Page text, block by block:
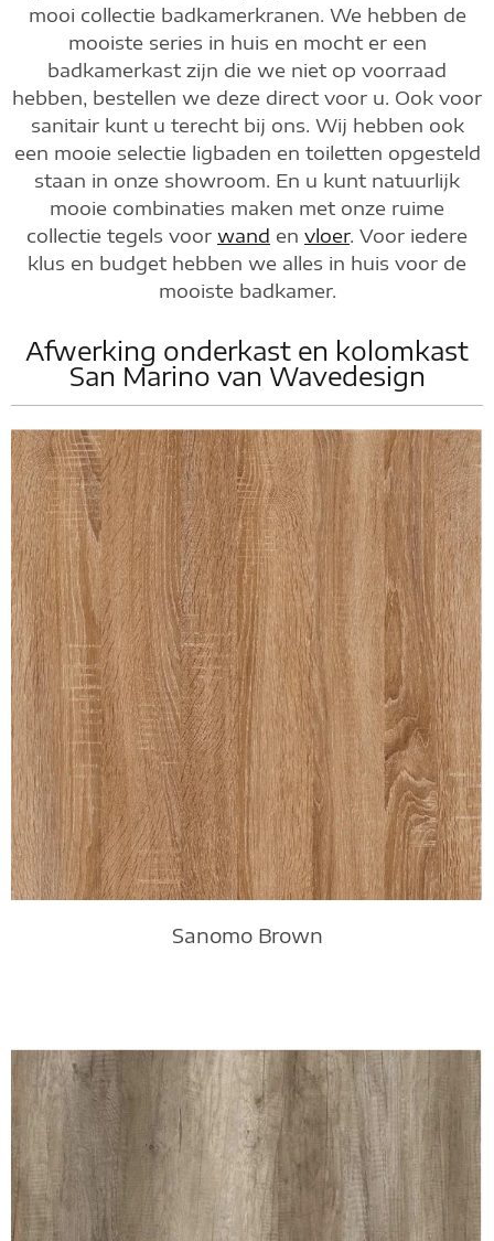
mooi collectie badkamerkranen. We hebben de
mooiste series in huis en mocht er een
badkamerkast zijn die we niet op voorraad
hebben, bestellen we deze direct voor u. Ook voor
sanitair kunt u terecht bij ons. Wij hebben ook
een mooie selectie ligbaden en toiletten opgesteld
staan in onze showroom. En u kunt natuurlijk
mooie combinaties maken met onze ruime
collectie tegels voor wand en vloer. Voor iedere
klus en budget hebben we alles in huis voor de
mooiste badkamer.
Afwerking onderkast en kolomkast
San Marino van Wavedesign
Sanomo Brown